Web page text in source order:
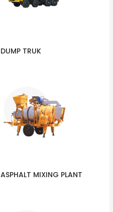
DUMP TRUK
ASPHALT MIXING PLANT